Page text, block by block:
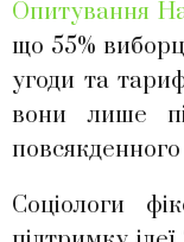
Опитування
що 55%
угоди та
вони лише
Соціологи